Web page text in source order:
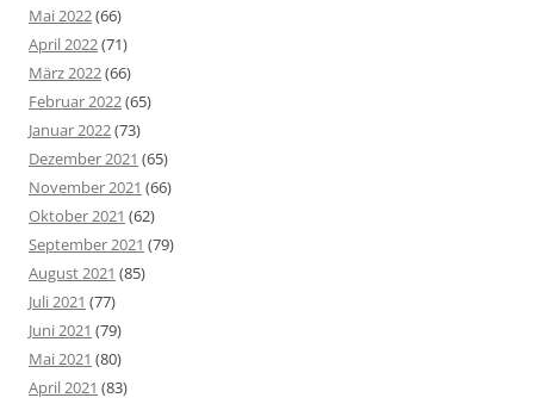
Mai 2022(66)
April 2022(71)
März 2022(66)
Februar 2022(65)
Januar 2022(73)
Dezember 2021 (65)
November 2021 (66)
Oktober 2021 (62)
September 2021 (79)
August 2021 (85)
Juli 2021 (77)
Juni 2021 (79)
Mai 2021 (80)
April 2021 (83)